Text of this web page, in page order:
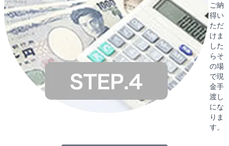
ご納
得い
ただ
けま
した
らそ
の場
で現
金手
渡し
にな
りま
す。